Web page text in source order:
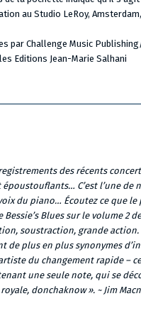
au Studio LeRoy,
par Challenge Music
Editions Jean-Marie Salhani
des récents
C’est l’une de
du piano… Écoutez ce que le
Blues sur le volume 2
soustraction, grande action.
de plus en plus synonymes
du changement rapide –
une seule note, qui se
donchaknow ». ~ Jim